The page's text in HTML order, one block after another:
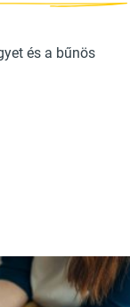
és a bűnös